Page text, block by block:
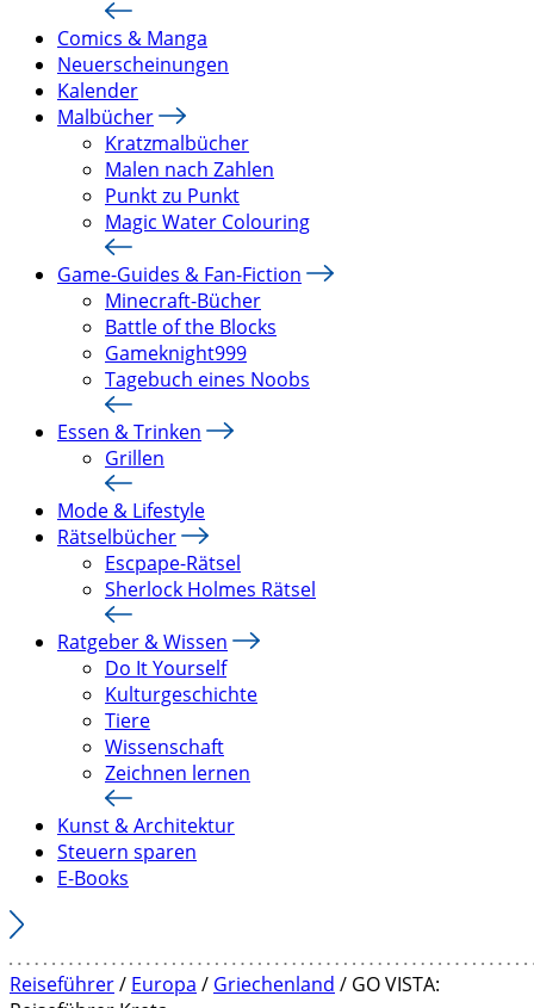
Comics & Manga
Neuerscheinungen
Kalender
Malbücher
Kratzmalbücher
Malen nach Zahlen
Punkt zu Punkt
Magic Water Colouring
Game-Guides & Fan-Fiction
Minecraft-Bücher
Battle of the Blocks
Gameknight999
Tagebuch eines Noobs
Essen & Trinken
Grillen
Mode & Lifestyle
Rätselbücher
Escpape-Rätsel
Sherlock Holmes Rätsel
Ratgeber & Wissen
Do It Yourself
Kulturgeschichte
Tiere
Wissenschaft
Zeichnen lernen
Kunst & Architektur
Steuern sparen
E-Books
Reiseführer/ Europa / Griechenland / GO VISTA: